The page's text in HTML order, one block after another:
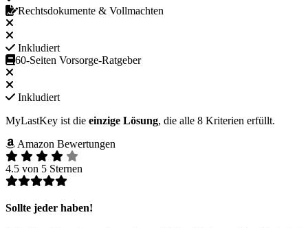
Rechtsdokumente & Vollmachten
Inkludiert
60-Seiten Vorsorge-Ratgeber
Inkludiert
MyLastKey ist die einzige Lösung, die alle 8 Kriterien erfüllt.
Amazon Bewertungen
4.5 von 5 Sternen
Sollte jeder haben!